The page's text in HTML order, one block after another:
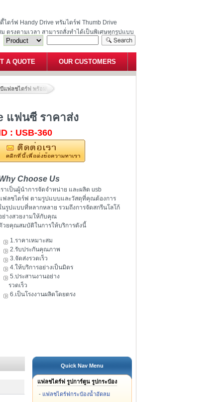
ดร์ฟ Handy Drive ทรัมไดร์ฟ Thumb Drive
ตรงตามเวลา สามารถสั่งทำได้เป็นพิเศษทุกรูปแบบ
A QUOTE OUR CUSTOMERS
แฟลชไดร์ฟ พร้อมกล่อง flash-drive แฟนซี ราคาส่ง
แฟนซี ราคาส่ง
: USB-360
Choose Us
ราเป็นผู้นำการจัดจำหน่าย และผลิต usb
ฟลชไดร์ฟ ตามรูปแบบและวัสดุที่คุณต้องการ
นรูปแบบที่หลากหลาย รวมถึงการจัดสกรีนโลโก้
ย่างสวยงามให้กับคุณ
วยคุณสมบัติในการให้บริการดังนี้
1.ราคาเหมาะสม
2.รับประกันคุณภาพ
3.จัดส่งรวดเร็ว
4.ให้บริการอย่างเป็นมิตร
5.ประสานงานอย่าง
รวดเร็ว
6.เป็นโรงงานผลิตโดยตรง
Quick Nav Menu
แฟลชไดร์ฟ รูปการ์ตูน รูปกระป๋อง
- แฟลชไดร์ฟกระป๋องน้ำอัดลม